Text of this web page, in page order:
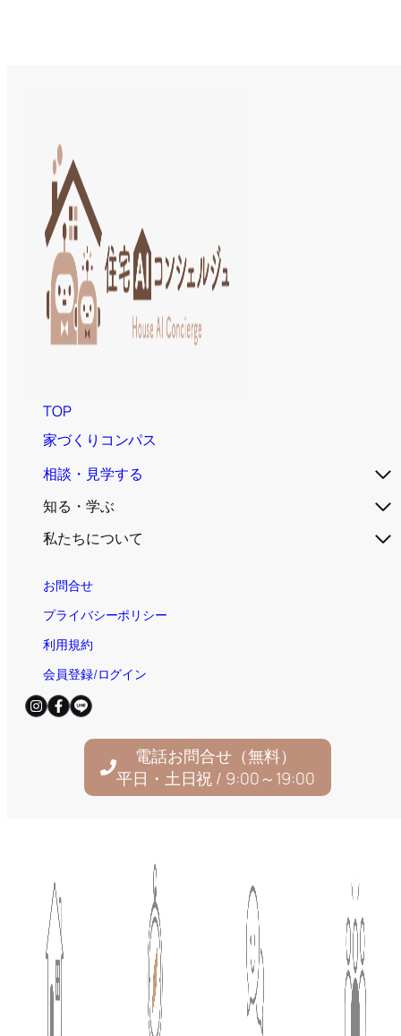
TOP
家づくりコンパス
相談・見学する
知る・学ぶ
私たちについて
お問合せ
プライバシーポリシー
利用規約
会員登録/ログイン
電話お問合せ（無料）
平日・土日祝 / 9:00～19:00